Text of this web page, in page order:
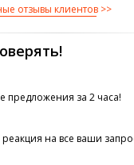
отзывы клиентов
предложения за 2 часа!
на все ваши